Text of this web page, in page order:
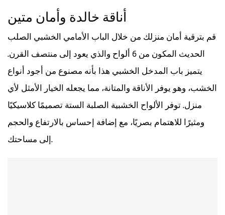
قم بترقية أمان منزلك من خلال الباب الأمامي الخشبي الصلب
الحديث المكون من 6 ألواح والذي يعود إلى منتصف القرن.
يتميز باب المدخل الخشبي هذا بأنه مصنوع من أجود أنواع
الخشب، وهو يوفر الأناقة والمتانة، مما يجعله الخيار الأمثل لأي
منزل. توفر الألواح الخشبية الصلبة الستة تصميمًا كلاسيكيًا
ومثيرًا للاهتمام بصريًا، مع إضافة إحساس بالارتفاع والحجم
إلى مساحتك.